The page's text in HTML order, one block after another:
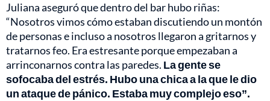
Juliana aseguró que dentro del bar hubo riñas:
“Nosotros vimos cómo estaban discutiendo un montón
de personas e incluso a nosotros llegaron a gritarnos y
tratarnos feo. Era estresante porque empezaban a
arrinconarnos contra las paredes. La gente se
sofocaba del estrés. Hubo una chica a la que le dio
un ataque de pánico. Estaba muy complejo eso”.